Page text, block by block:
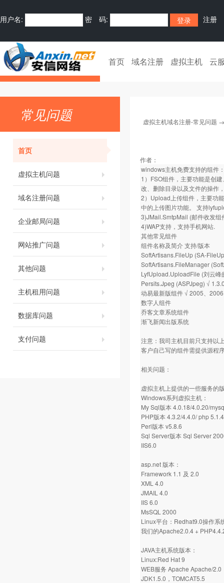
用户名: 密 码: 注册
首页 域名注册 虚拟主机 云
常见问题
首页
虚拟主机问题
域名注册问题
企业邮局问题
网站推广问题
其他问题
主机租用问题
数据库问题
支付问题
虚拟主机域名注册-常见问题
作者：
windows主机免费支持的组件
1）FSO组件，主要功能是创
改、删除目录以及文件的操作
2）Upload上传组件，主要功
中的上传图片功能。 支持
3)JMail.SmtpMail (邮件收发组
4)WAP支持，支持手机网站.
其他常见组件
组件名称及简介 支持/版本
SoftArtisans.FileUp (SA-
SoftArtisans.FileManager
LyfUpload.UploadFile (刘云峰
Persits.Jpeg (ASPJpeg) √
动易最新版组件 √ 2005、
数字人组件
乔客文章系统组件
渐飞新闻出版系统
注意：我司主机目前只支持以
客户自己写的组件需提供源程
相关问题：
虚拟主机上提供的一些服务的
Windows系列虚拟主机：
My Sql版本 4.0.18/4.0.20/
PHP版本 4.3.2/4.4.0/ php
Perl版本 v5.8.6
Sql Server版本 Sql Server
IIS6.0
asp.net 版本：
Framework 1.1 及 2.0
XML 4.0
JMAIL 4.0
IIS 6.0
MsSQL 2000
Linux平台：Redhat9.0操作系
我们的Apache2.0.4 +
JAVA主机系统版本：
Linux:Red Hat 9
WEB服务 Apache Apache/2.0
JDK1.5.0，TOMCAT5.5